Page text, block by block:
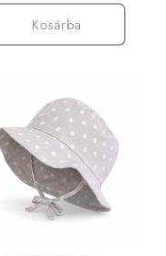
Kosárba